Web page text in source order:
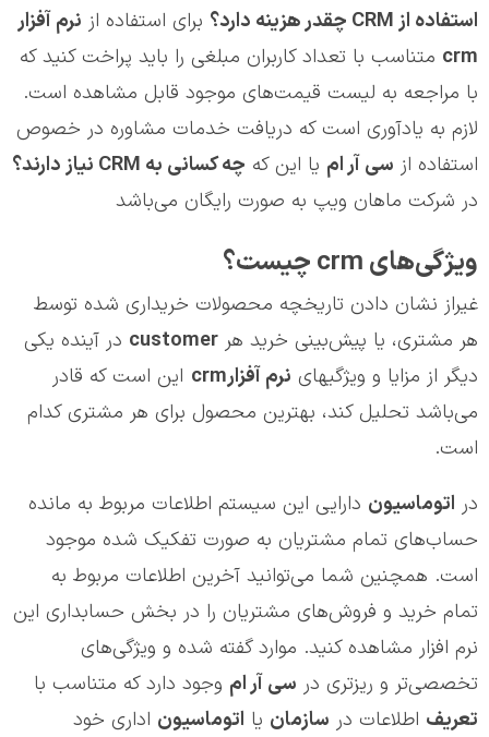
استفاده ازCRM چقدر هزینه دارد؟ برای استفاده از نرم آفزار
crm متناسب با تعداد کاربران مبلغی را باید پراخت کنید که
با مراجعه به لیست قیمت‌های موجود قابل مشاهده است.
لازم به یادآوری است که دریافت خدمات مشاوره در خصوص
استفاده از سي آر ام یا این که چه کسانی به CRM نیاز دارند؟
در شرکت ماهان ویپ به صورت رایگان می‌باشد
ویژگی‌های crm چیست؟
غیراز نشان دادن تاریخچه محصولات خریداری شده توسط
هر مشتری، یا پیش‌بینی خرید هر customer در آینده یکی
دیگر از مزایا و ویژگی‎های
نرم آفزارcrm این است که قادر
می‌باشد تحلیل کند، بهترین محصول برای هر مشتری کدام
است.
در اتوماسیون دارایی این سیستم اطلاعات مربوط به مانده
حساب‌های تمام مشتریان به صورت تفکیک شده موجود
است. همچنین شما می‌توانید آخرین اطلاعات مربوط به
تمام خرید و فروش‌های مشتریان را در بخش حسابداری این
نرم افزار مشاهده کنید. موارد گفته شده و ویژگی‌های
تخصصی‌تر و ریزتری در سي آر ام وجود دارد که متناسب با
تعریف اطلاعات در سازمان یا اتوماسیون اداری خود